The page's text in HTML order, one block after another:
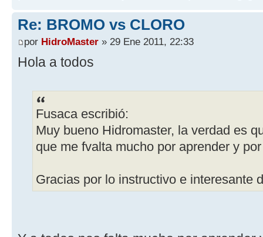
Re: BROMO vs CLORO
por HidroMaster » 29 Ene 2011, 22:33
Hola a todos
Fusaca escribió:
Muy bueno Hidromaster, la verdad es
que me fvalta mucho por aprender y
Gracias por lo instructivo e interesante